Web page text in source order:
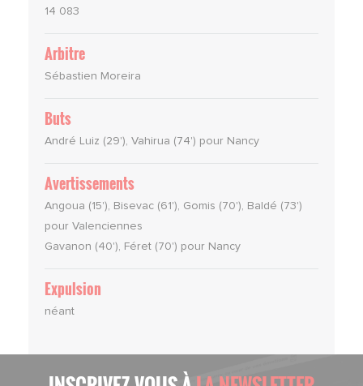
14 083
Arbitre
Sébastien Moreira
Buts
André Luiz (29'), Vahirua (74') pour Nancy
Avertissements
Angoua (15'), Bisevac (61'), Gomis (70'), Baldé (73')
pour Valenciennes
Gavanon (40'), Féret (70') pour Nancy
Expulsion
néant